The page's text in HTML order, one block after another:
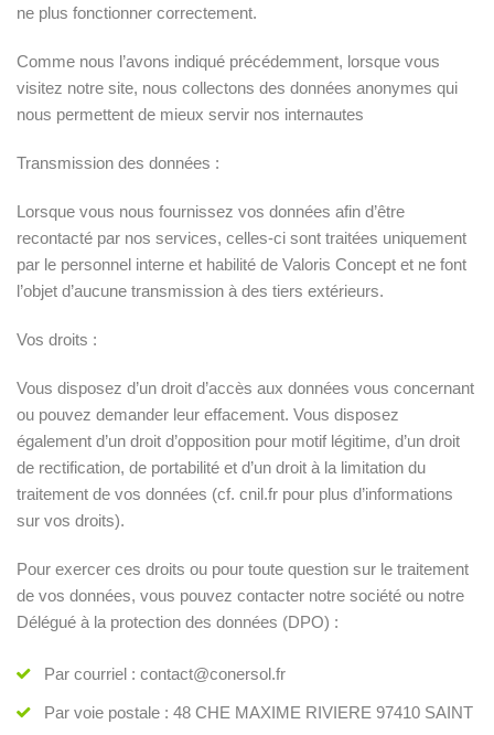
ne plus fonctionner correctement.
Comme nous l’avons indiqué précédemment, lorsque vous
visitez notre site, nous collectons des données anonymes qui
nous permettent de mieux servir nos internautes
Transmission des données :
Lorsque vous nous fournissez vos données afin d’être
recontacté par nos services, celles-ci sont traitées uniquement
par le personnel interne et habilité de Valoris Concept et ne font
l’objet d’aucune transmission à des tiers extérieurs.
Vos droits :
Vous disposez d’un droit d’accès aux données vous concernant
ou pouvez demander leur effacement. Vous disposez
également d’un droit d’opposition pour motif légitime, d’un droit
de rectification, de portabilité et d’un droit à la limitation du
traitement de vos données (cf. cnil.fr pour plus d’informations
sur vos droits).
Pour exercer ces droits ou pour toute question sur le traitement
de vos données, vous pouvez contacter notre société ou notre
Délégué à la protection des données (DPO) :
Par courriel : contact@conersol.fr
Par voie postale : 48 CHE MAXIME RIVIERE 97410 SAINT